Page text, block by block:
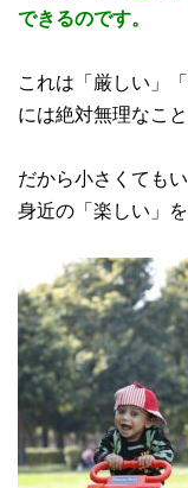
できるのです。
これは「厳しい」
には絶対無理なこと
だから小さくても
身近の「楽しい」